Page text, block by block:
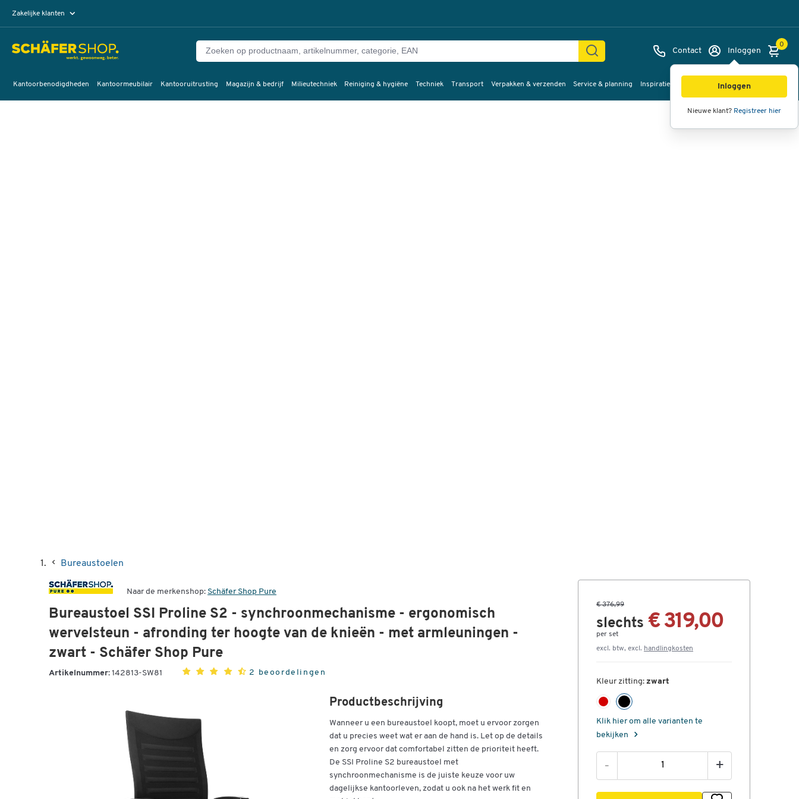
Zakelijke klanten
Contact Inloggen
Inloggen
Nieuwe klant? Registreer hier
0
Kantoorbenodigdheden Kantoormeubilair Kantooruitrusting Magazijn & bedrijf Milieutechniek Reiniging & hygiëne Techniek Transport Verpakken & verzenden Service & planning Inspiratie
Bureaustoelen
Naar de merkenshop: Schäfer Shop Pure
Bureaustoel SSI Proline S2 - synchroonmechanisme - ergonomisch
wervelsteun - afronding ter hoogte van de knieën - met armleuningen -
zwart - Schäfer Shop Pure
Artikelnummer: 142813-SW81 2 beoordelingen
Productbeschrijving
Wanneer u een bureaustoel koopt, moet u ervoor zorgen
dat u precies weet wat er aan de hand is. Let op de details
en zorg ervoor dat comfortabel zitten de prioriteit heeft.
De SSI Proline S2 bureaustoel met
synchroonmechanisme is de juiste keuze voor uw
dagelijkse kantoorleven, zodat u ook na het werk fit en
€ 376,99
slechts € 319,00
per set
excl. btw, excl. handlingkosten
Kleur zitting: zwart
Klik hier om alle varianten te
bekijken
- +
Afbeeldingen Video's
360°
weergave